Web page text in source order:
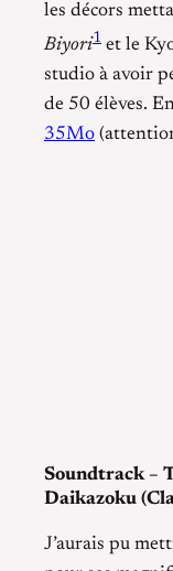
les décors
Biyori1 et le
studio à avoir
de 50 élèves.
35Mo
Soundtrack –
Daikazoku
J’aurais pu